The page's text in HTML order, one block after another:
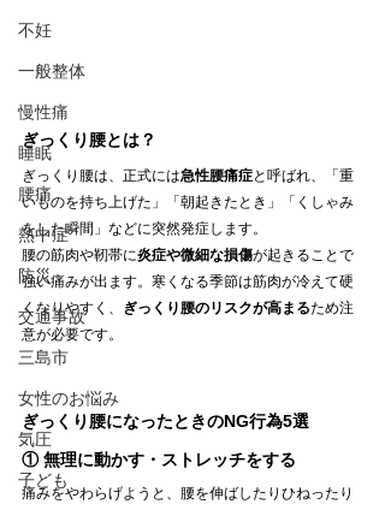
不妊
一般整体
慢性痛
睡眠
腰痛
熱中症
防災
交通事故
三島市
女性のお悩み
気圧
子ども
ぎっくり腰とは？
ぎっくり腰は、正式には急性腰痛症と呼ばれ、「重
いものを持ち上げた」「朝起きたとき」「くしゃみ
をした瞬間」などに突然発症します。
腰の筋肉や靭帯に炎症や微細な損傷が起きることで
強い痛みが出ます。寒くなる季節は筋肉が冷えて硬
くなりやすく、 ぎっくり腰のリスクが高まるため注
意が必要です。
ぎっくり腰になったときのNG行為5選
① 無理に動かす・ストレッチをする
痛みをやわらげようと、腰を伸ばしたりひねったり